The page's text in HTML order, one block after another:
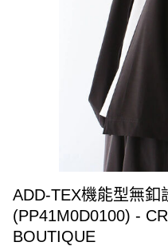
ADD-TEX機能型無釦
(PP41M0D0100) -
BOUTIQUE